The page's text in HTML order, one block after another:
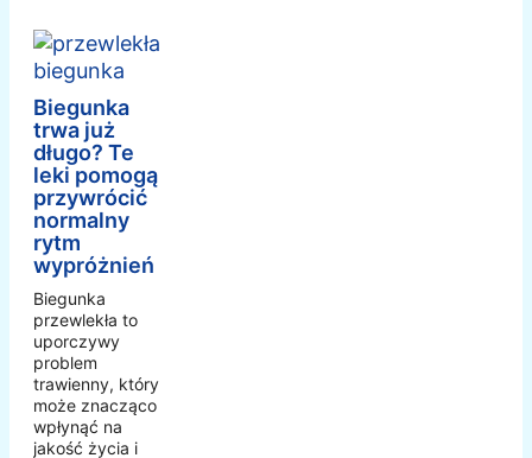
Biegunka
trwa już
długo? Te
leki pomogą
przywrócić
normalny
rytm
wypróżnień
Biegunka
przewlekła to
uporczywy
problem
trawienny, który
może znacząco
wpłynąć na
jakość życia i